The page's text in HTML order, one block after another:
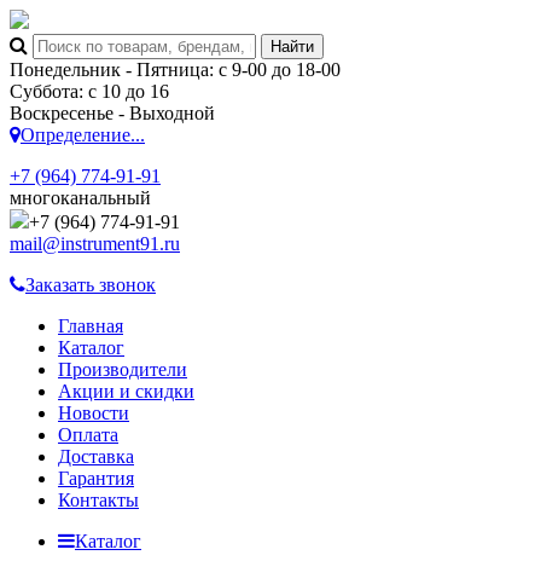
Понедельник - Пятница: с 9-00 до 18-00
Суббота: с 10 до 16
Воскресенье - Выходной
Определение...
+7 (964) 774-91-91
многоканальный
+7 (964) 774-91-91
mail@instrument91.ru
Заказать звонок
Главная
Каталог
Производители
Акции и скидки
Новости
Оплата
Доставка
Гарантия
Контакты
Каталог